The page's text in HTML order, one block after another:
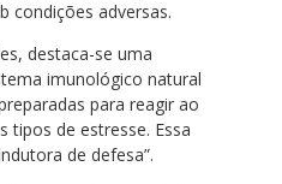
condições adversas.
destaca-se uma
imunológico natural
para reagir ao
tipos de estresse. Essa
de defesa”.